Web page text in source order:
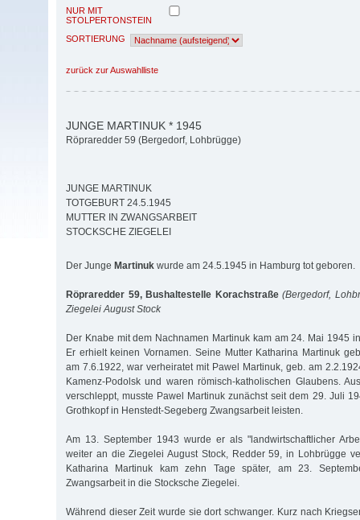
NUR MIT
STOLPERTONSTEIN
SORTIERUNG
zurück zur Auswahlliste
JUNGE MARTINUK * 1945
Röpraredder 59 (Bergedorf, Lohbrügge)
JUNGE MARTINUK
TOTGEBURT 24.5.1945
MUTTER IN ZWANGSARBEIT
STOCKSCHE ZIEGELEI
Der Junge Martinuk wurde am 24.5.1945 in Hamburg tot geboren.
Röpraredder 59, Bushaltestelle Korachstraße (Bergedorf,
Ziegelei August Stock
Der Knabe mit dem Nachnamen Martinuk kam am 24. Mai 1945
Er erhielt keinen Vornamen. Seine Mutter Katharina Martinuk
am 7.6.1922, war verheiratet mit Pawel Martinuk, geb. am
Kamenz-Podolsk und waren römisch-katholischen Glaubens.
verschleppt, musste Pawel Martinuk zunächst seit dem 29. Juli
Grothkopf in Henstedt-Segeberg Zwangsarbeit leisten.
Am 13. September 1943 wurde er als "landwirtschaftlicher
weiter an die Ziegelei August Stock, Redder 59, in Lohbrügge
Katharina Martinuk kam zehn Tage später, am 23.
Zwangsarbeit in die Stocksche Ziegelei.
Während dieser Zeit wurde sie dort schwanger. Kurz nach